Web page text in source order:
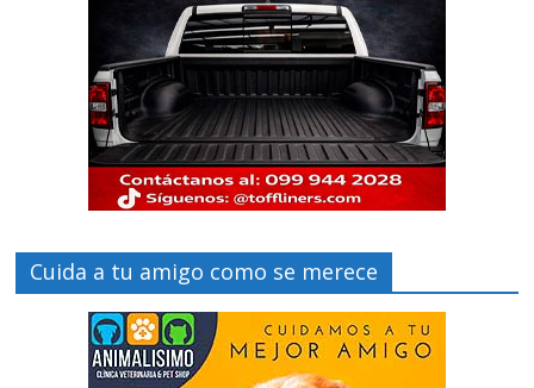
Cuida a tu amigo como se merece